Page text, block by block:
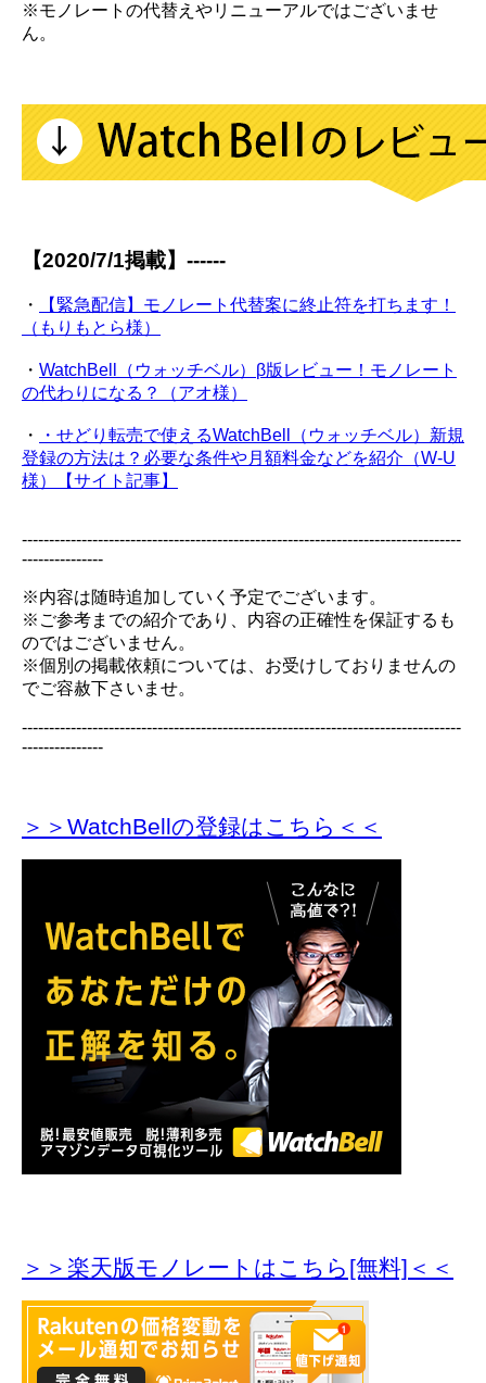
※モノレートの代替えやリニューアルではございませ
ん。
【2020/7/1掲載】------
・
【緊急配信】モノレート代替案に終止符を打ちます！
（もりもとら様）
・ WatchBell（ウォッチベル）β版レビュー！モノレート
の代わりになる？（アオ様）
・
・せどり転売で使えるWatchBell（ウォッチベル）新規
登録の方法は？必要な条件や月額料金などを紹介（W-U
様）【サイト記事】
---------------------------------------------------------------------------------
---------------
※内容は随時追加していく予定でございます。
※ご参考までの紹介であり、内容の正確性を保証するも
のではございません。
※個別の掲載依頼については、お受けしておりませんの
でご容赦下さいませ。
---------------------------------------------------------------------------------
---------------
＞＞WatchBellの登録はこちら＜＜
＞＞楽天版モノレートはこちら[無料]＜＜